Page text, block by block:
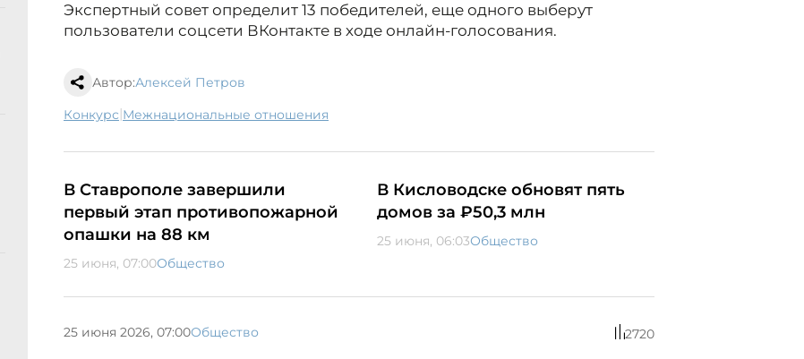
Экспертный совет определит 13 победителей, еще одного выберут
пользователи соцсети ВКонтакте в ходе онлайн-голосования.
Автор:Алексей Петров
конкурс| межнациональные отношения
В Ставрополе завершили
первый этап противопожарной
опашки на 88 км
25 июня, 07:00Общество
В Кисловодске обновят пять
домов за ₽50,3 млн
25 июня, 06:03Общество
25 июня 2026, 07:00Общество 2720